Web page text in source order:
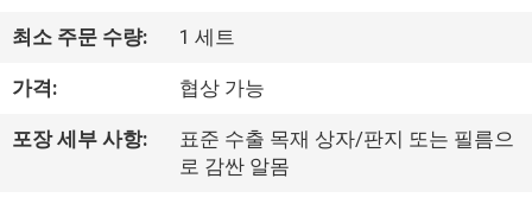
하
여
최소 주문 수량: 1 세트
가격: 협상 가능
포장 세부 사항:
표준 수출 목재 상자/판지 또는 필름으
로 감싼 알몸